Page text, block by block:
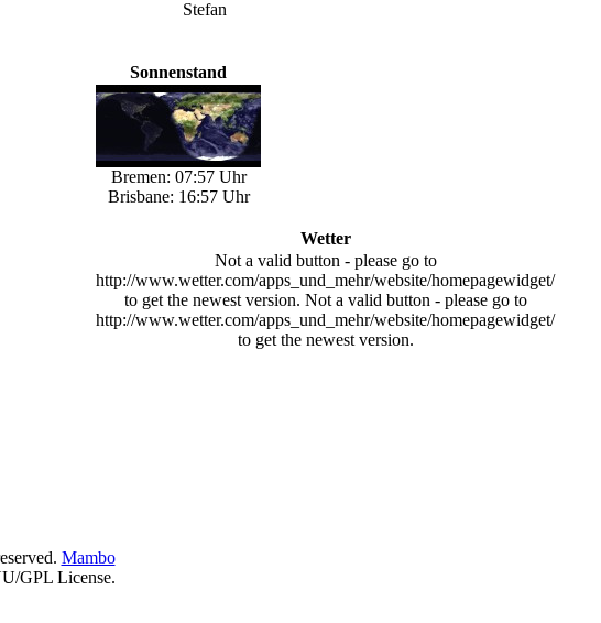
Sonnenstand
Bremen: 07:57 Uhr
Brisbane: 16:57 Uhr
Wetter
Not a valid button - please go to
http://www.wetter.com/apps_und_mehr/website/homepagewidget/
to get the newest version. Not a valid button - please go to
http://www.wetter.com/apps_und_mehr/website/homepagewidget/
to get the newest version.
Mambo
GPL License.